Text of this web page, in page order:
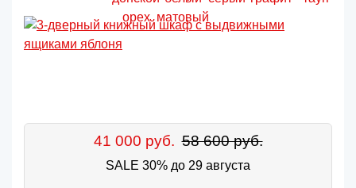
41 000 руб. 58 600 руб.
SALE 30% до 29 августа